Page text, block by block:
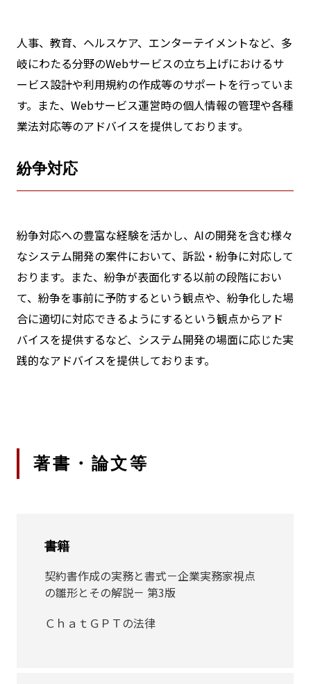
人事、教育、ヘルスケア、エンターテイメントなど、多
岐にわたる分野のWebサービスの立ち上げにおけるサ
ービス設計や利用規約の作成等のサポートを行っていま
す。また、Webサービス運営時の個人情報の管理や各種
業法対応等のアドバイスを提供しております。
紛争対応
紛争対応への豊富な経験を活かし、AIの開発を含む様々
なシステム開発の案件において、訴訟・紛争に対応して
おります。また、紛争が表面化する以前の段階におい
て、紛争を事前に予防するという観点や、紛争化した場
合に適切に対応できるようにするという観点からアド
バイスを提供するなど、システム開発の場面に応じた実
践的なアドバイスを提供しております。
著書・論文等
書籍
契約書作成の実務と書式－企業実務家視点
の雛形とその解説－ 第3版
ＣｈａｔＧＰＴの法律